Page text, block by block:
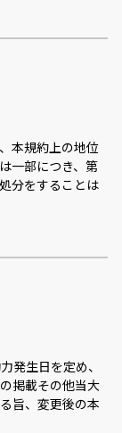
本規約上の地位
一部につき、第
分をすることは
発生日を定め、
掲載その他当大
旨、変更後の本